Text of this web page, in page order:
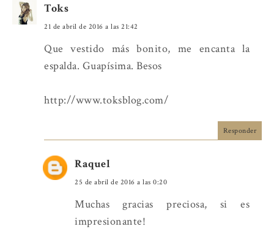
Toks
21 de abril de 2016 a las 21:42
Que vestido más bonito, me encanta la
espalda. Guapísima. Besos
http://www.toksblog.com/
Responder
Raquel
25 de abril de 2016 a las 0:20
Muchas gracias preciosa, si es
impresionante!